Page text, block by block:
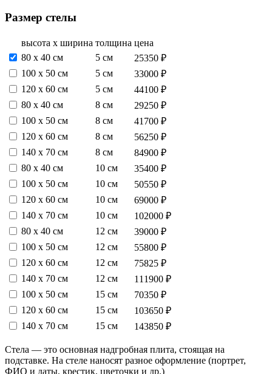
Размер стелы
высота х ширина толщина цена
80 х 40 см
5 см
25350 ₽
100 х 50 см
5 см
33000 ₽
120 х 60 см
5 см
44100 ₽
80 х 40 см
8 см
29250 ₽
100 х 50 см
8 см
41700 ₽
120 х 60 см
8 см
56250 ₽
140 х 70 см
8 см
84900 ₽
80 х 40 см
10 см
35400 ₽
100 х 50 см
10 см
50550 ₽
120 х 60 см
10 см
69000 ₽
140 х 70 см
10 см
102000 ₽
80 х 40 см
12 см
39000 ₽
100 х 50 см
12 см
55800 ₽
120 х 60 см
12 см
75825 ₽
140 х 70 см
12 см
111900 ₽
100 х 50 см
15 см
70350 ₽
120 х 60 см
15 см
103650 ₽
140 х 70 см
15 см 143850 ₽
Стела — это основная надгробная плита, стоящая на
подставке. На стеле наносят разное оформление (портрет,
ФИО и даты, крестик, цветочки и др.)